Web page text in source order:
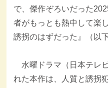
で、傑作ぞろいだった
者がもっとも熱中して楽
誘拐のはずだった』（以
水曜ドラマ（日本テレ
れた本作は、人質と誘拐